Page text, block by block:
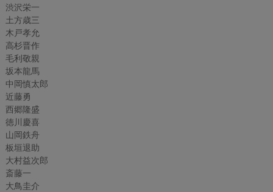
渋沢栄一
土方歳三
木戸孝允
高杉晋作
毛利敬親
坂本龍馬
中岡慎太郎
近藤勇
西郷隆盛
徳川慶喜
山岡鉄舟
板垣退助
大村益次郎
斎藤一
大鳥圭介